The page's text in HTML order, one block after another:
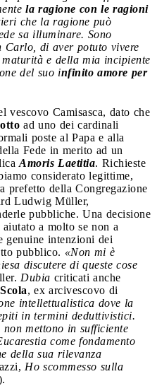
la ragione con le ragioni
che la ragione può
sa illuminare. Sono
Carlo, di aver potuto vivere
e della mia incipiente
del suo infinito amore per
vescovo Camisasca, dato che
ad uno dei cardinali
poste al Papa e alla
Fede in merito ad un
Amoris Laetitia. Richieste
considerato legittime,
prefetto della Congregazione
Ludwig Müller,
pubbliche. Una decisione
a molto se non a
genuine intenzioni dei
pubblico. «Non mi è
discutere di queste cose
Dubia criticati anche
, ex arcivescovo di
intellettualistica dove la
in termini deduttivistici.
mettono in sufficiente
come fondamento
della sua rilevanza
Ho scommesso sulla